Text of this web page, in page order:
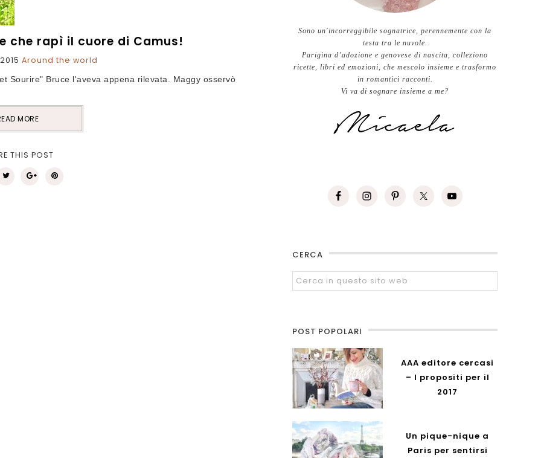
che rapì il cuore di Camus!
Around the world
Bruce l'aveva appena rilevata. Maggy osservò
MORE
THIS POST
Sono un'incorreggibile sognatrice, perennemente con la
testa tra le nuvole.
Parigina d’adozione e genovese di nascita, colleziono
ricette, libri ed emozioni, che mescolo insieme e trasformo
in romantici racconti.
Vi va di sognare insieme a me?
CERCA
POST POPOLARI
AAA editore cercasi
– I propositi per il
2017
Un pique-nique a
Paris per sentirsi